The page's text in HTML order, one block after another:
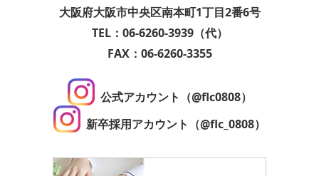
大阪府大阪市中央区南本町1丁目2番6号
TEL：06-6260-3939（代）
FAX：06-6260-3355
公式アカウント（@flc0808）
新卒採用アカウント（@flc_0808）